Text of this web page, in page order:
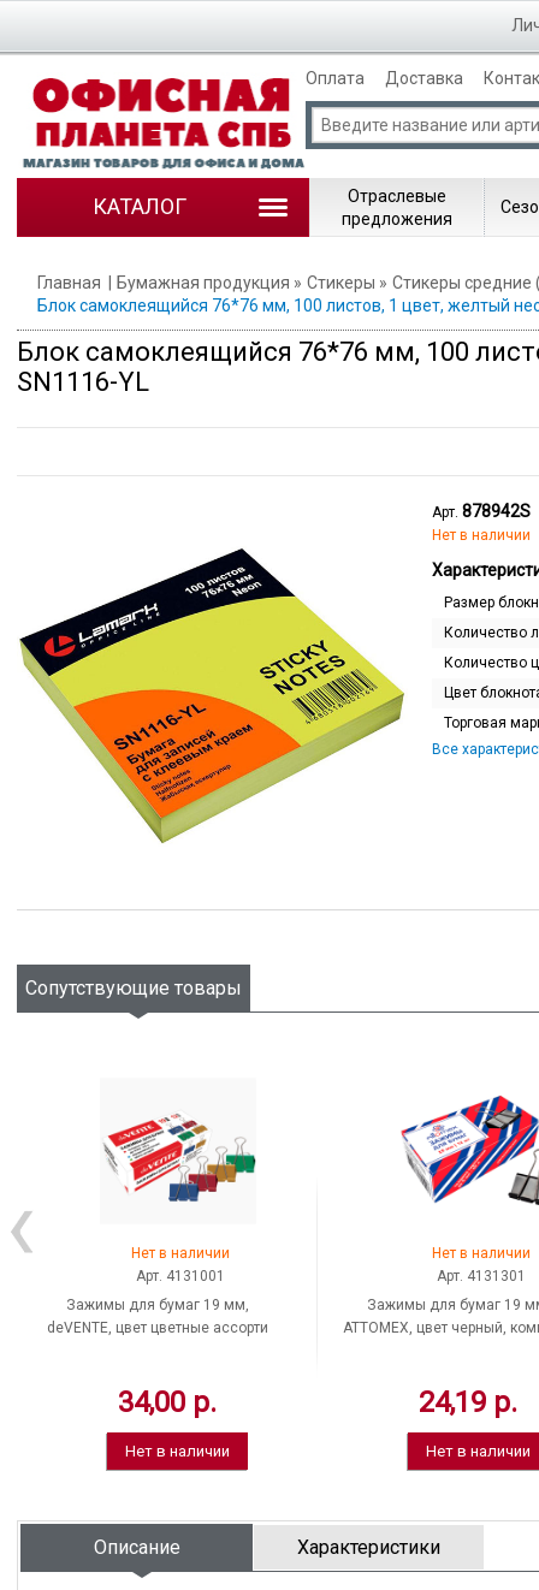
Оплата Доставка
КАТАЛОГ
Отраслевые
предложения
Главная Бумажная продукция Стикеры
Стикеры средние
Блок самоклеящийся 76*76 мм, 100 листов, 1 цвет, желтый
Блок самоклеящийся 76*76 мм, 100
SN1116-YL
Арт. 878942S
Нет в наличии
Размер
Количество
Количество
Цвет
Торговая
Все
Сопутствующие товары
Нет в наличии
Арт. 4131001
Зажимы для бумаг 19 мм,
deVENTE, цвет цветные ассорти
34,00 р.
Нет в наличии
Нет в наличии
Арт. 4131301
Зажимы для бумаг 19
ATTOMEX, цвет черный,
24,19 р.
Нет в наличии
Описание Характеристики